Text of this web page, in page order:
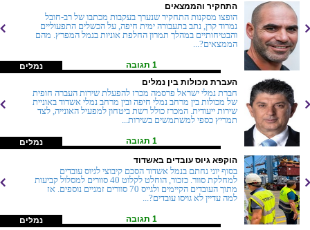
נמלים
התחקיר והממצאים
הופצו מסקנות התחקיר שנערך בעקבות מכתבו של רב-חובל
נמרוד קרן, נתב בתעבורה ימית חיפה, על הכשלים התפעוליים
והבטיחותיים במהלך תמרון החלפת אוניות בנמל המפרץ. מהם
הממצאים?...
1 תגובה
נמלים
העברת מכולות בין נמלים
חברת נמלי ישראל פרסמה מכרז להפעלת שירות העברה חופית
של מכולות בין מרחב נמלי חיפה ובין מרחב נמלי אשדוד באוניית
שירות ייעודית. המכרז כולל רשת ביטחון למפעיל האונייה, לצד
תמריץ כספי למשתמשים בשירות...
1 תגובה
נמלים
הוקפא גיוס עובדים באשדוד
בסוף יוני נחתם בנמל אשדוד הסכם קיבוצי לגיוס עובדים
למחלקת סוור. כזכור, הוחלט לקלוט 40 סוורים למסלול קביעות
מתוך העובדים הקיימים ולגייס 70 סוורים זמניים נוספים. אז
למה עדיין לא גויסו עובדים?...
1 תגובה